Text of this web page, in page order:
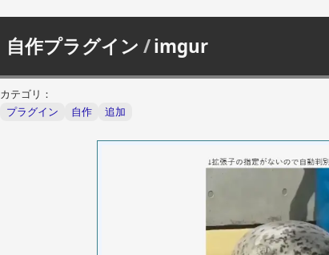
自作プラグイン /imgur
カテゴリ：
プラグイン
自作 追加